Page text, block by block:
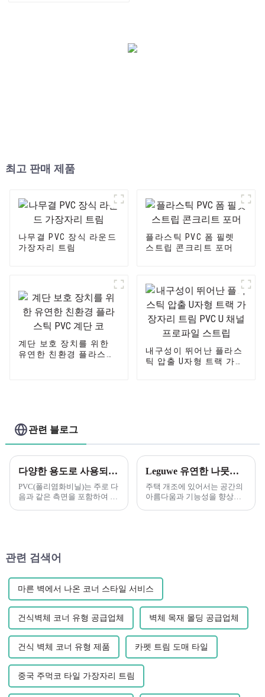
최고 판매 제품
나무결 PVC 장식 라운드
가장자리 트림
플라스틱 PVC 폼 필렛
스트립 콘크리트 포머
계단 보호 장치를 위한
유연한 친환경 플라스틱
내구성이 뛰어난 플라스
틱 압출 U자형 트랙 가장
관련 블로그
다양한 용도로 사용되는 PVC(폴리염화비닐)는 건설 산업에 큰 영향을 미쳤습니다.
PVC(폴리염화비닐)는 주로 다
음과 같은 측면을 포함하여 건
Leguwe 유연한 나뭇결 PVC L 자형 모서리 가장자리 장식의 장점 공개
주택 개조에 있어서는 공간의
아름다움과 기능성을 향상시
관련 검색어
마른 벽에서 나온 코너 스타일 서비스
건식벽체 코너 유형 공급업체 벽체 목재 몰딩 공급업체
건식 벽체 코너 유형 제품 카펫 트림 도매 타일
중국 주먹코 타일 가장자리 트림